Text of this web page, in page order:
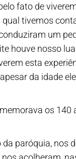
fato de
tivemos
um
houve nosso
esta
da idade
os 140
paróquia, nos